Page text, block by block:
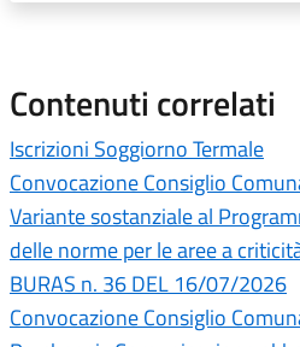
Contenuti correlati
Iscrizioni Soggiorno Termale
Convocazione Consiglio
Variante sostanziale al
delle norme per le aree a
BURAS n. 36 DEL 16/07/2026
Convocazione Consiglio